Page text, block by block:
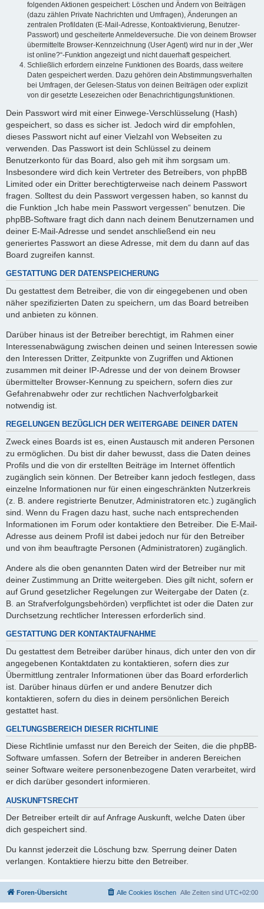
folgenden Aktionen gespeichert: Löschen und Ändern von Beiträgen
(dazu zählen Private Nachrichten und Umfragen), Änderungen an
zentralen Profildaten (E-Mail-Adresse, Kontoaktivierung, Benutzer-
Passwort) und gescheiterte Anmeldeversuche. Die von deinem Browser
übermittelte Browser-Kennzeichnung (User Agent) wird nur in der „Wer
ist online?“-Funktion angezeigt und nicht dauerhaft gespeichert.
Schließlich erfordern einzelne Funktionen des Boards, dass weitere
Daten gespeichert werden. Dazu gehören dein Abstimmungsverhalten
bei Umfragen, der Gelesen-Status von deinen Beiträgen oder explizit
von dir gesetzte Lesezeichen oder Benachrichtigungsfunktionen.
Dein Passwort wird mit einer Einwege-Verschlüsselung (Hash)
gespeichert, so dass es sicher ist. Jedoch wird dir empfohlen,
dieses Passwort nicht auf einer Vielzahl von Webseiten zu
verwenden. Das Passwort ist dein Schlüssel zu deinem
Benutzerkonto für das Board, also geh mit ihm sorgsam um.
Insbesondere wird dich kein Vertreter des Betreibers, von phpBB
Limited oder ein Dritter berechtigterweise nach deinem Passwort
fragen. Solltest du dein Passwort vergessen haben, so kannst du
die Funktion „Ich habe mein Passwort vergessen“ benutzen. Die
phpBB-Software fragt dich dann nach deinem Benutzernamen und
deiner E-Mail-Adresse und sendet anschließend ein neu
generiertes Passwort an diese Adresse, mit dem du dann auf das
Board zugreifen kannst.
GESTATTUNG DER DATENSPEICHERUNG
Du gestattest dem Betreiber, die von dir eingegebenen und oben
näher spezifizierten Daten zu speichern, um das Board betreiben
und anbieten zu können.
Darüber hinaus ist der Betreiber berechtigt, im Rahmen einer
Interessenabwägung zwischen deinen und seinen Interessen sowie
den Interessen Dritter, Zeitpunkte von Zugriffen und Aktionen
zusammen mit deiner IP-Adresse und der von deinem Browser
übermittelter Browser-Kennung zu speichern, sofern dies zur
Gefahrenabwehr oder zur rechtlichen Nachverfolgbarkeit
notwendig ist.
REGELUNGEN BEZÜGLICH DER WEITERGABE DEINER DATEN
Zweck eines Boards ist es, einen Austausch mit anderen Personen
zu ermöglichen. Du bist dir daher bewusst, dass die Daten deines
Profils und die von dir erstellten Beiträge im Internet öffentlich
zugänglich sein können. Der Betreiber kann jedoch festlegen, dass
einzelne Informationen nur für einen eingeschränkten Nutzerkreis
(z. B. andere registrierte Benutzer, Administratoren etc.) zugänglich
sind. Wenn du Fragen dazu hast, suche nach entsprechenden
Informationen im Forum oder kontaktiere den Betreiber. Die E-Mail-
Adresse aus deinem Profil ist dabei jedoch nur für den Betreiber
und von ihm beauftragte Personen (Administratoren) zugänglich.
Andere als die oben genannten Daten wird der Betreiber nur mit
deiner Zustimmung an Dritte weitergeben. Dies gilt nicht, sofern er
auf Grund gesetzlicher Regelungen zur Weitergabe der Daten (z.
B. an Strafverfolgungsbehörden) verpflichtet ist oder die Daten zur
Durchsetzung rechtlicher Interessen erforderlich sind.
GESTATTUNG DER KONTAKTAUFNAHME
Du gestattest dem Betreiber darüber hinaus, dich unter den von dir
angegebenen Kontaktdaten zu kontaktieren, sofern dies zur
Übermittlung zentraler Informationen über das Board erforderlich
ist. Darüber hinaus dürfen er und andere Benutzer dich
kontaktieren, sofern du dies in deinem persönlichen Bereich
gestattet hast.
GELTUNGSBEREICH DIESER RICHTLINIE
Diese Richtlinie umfasst nur den Bereich der Seiten, die die phpBB-
Software umfassen. Sofern der Betreiber in anderen Bereichen
seiner Software weitere personenbezogene Daten verarbeitet, wird
er dich darüber gesondert informieren.
AUSKUNFTSRECHT
Der Betreiber erteilt dir auf Anfrage Auskunft, welche Daten über
dich gespeichert sind.
Du kannst jederzeit die Löschung bzw. Sperrung deiner Daten
verlangen. Kontaktiere hierzu bitte den Betreiber.
Foren-Übersicht Alle Zeiten sind UTC+02:00
Alle Cookies löschen